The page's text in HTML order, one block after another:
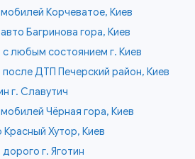
Корчеватое, Киев
Багринова гора, Киев
с любым состоянием г. Киев
после ДТП Печерский район, Киев
г. Славутич
Чёрная гора, Киев
Хутор, Киев
г. Яготин